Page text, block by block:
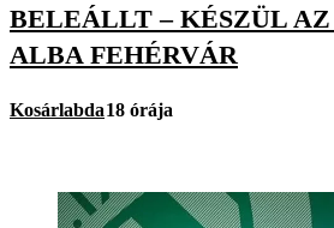
BELEÁLLT – KÉSZÜL
ALBA FEHÉRVÁR
Kosárlabda18 órája